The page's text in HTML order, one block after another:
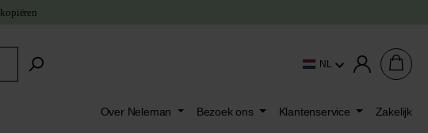
kopiëren
NL
Over Neleman Bezoek ons Klantenservice Zakelijk